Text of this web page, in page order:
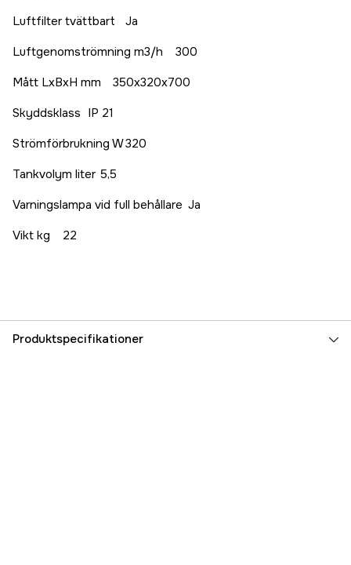
Luftfilter tvättbart
Ja
Luftgenomströmning m3/h
300
Mått LxBxH mm
350x320x700
Skyddsklass IP 21
Strömförbrukning W320
Tankvolym liter 5,5
Varningslampa vid full behållare Ja
Vikt kg
22
Produktspecifikationer